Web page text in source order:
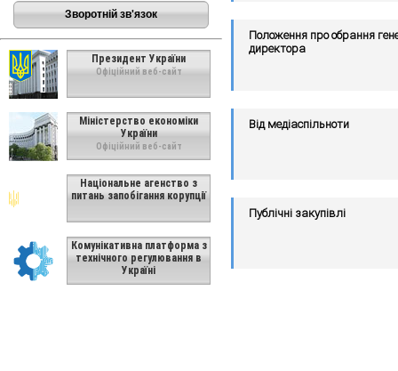
Зворотній зв'язок
Президент України
Офіційний веб-сайт
Міністерство економіки
України
Офіційний веб-сайт
Національне агенство з
питань запобігання корупції
Комунікативна платформа з
технічного регулювання в
Україні
Положення про обрання
директора
Від медіаспільноти
Публічні закупівлі